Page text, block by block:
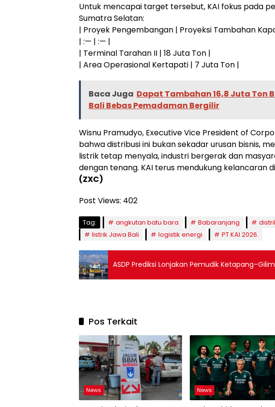
Untuk mencapai target tersebut, KAI fokus pada
Sumatra Selatan:
| Proyek Pengembangan | Proyeksi Tambahan
| :— | :— |
| Terminal Tarahan II | 18 Juta Ton |
| Area Operasional Kertapati | 7 Juta Ton |
Baca Juga Dapat Tambahan 16,8 Juta Ton
Bali Bebas Pemadaman Bergilir
Wisnu Pramudyo, Executive Vice President of
bahwa distribusi ini bukan sekadar urusan bisnis,
listrik tetap menyala, industri bergerak dan
dengan tenang. KAI terus mendukung kelancaran
(ZXC)
Post Views: 402
Tag: angkutan batu bara Babaranjang
listrik Jawa Bali
logistik energi PT KAI 2026.
ASDP Prediksi Lonjakan Pemudik
Pos Terkait
News News